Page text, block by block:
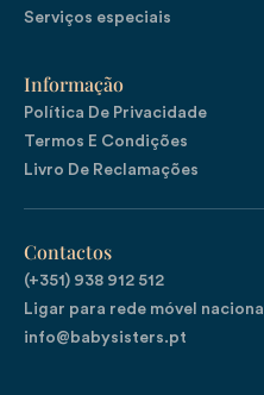
Serviços especiais
Informação
Política De Privacidade
Termos E Condições
Livro De Reclamações
Contactos
(+351) 938 912 512
Ligar para rede móvel nacional
info@babysisters.pt